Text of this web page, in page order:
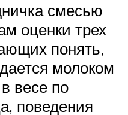
смесью
оценки трех
понять,
молоком
весе по
поведения